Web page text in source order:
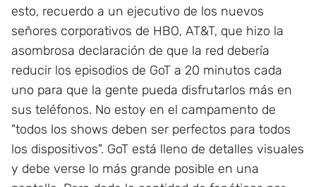
esto, recuerdo a un ejecutivo de los nuevos
señores corporativos de HBO, AT&T, que hizo la
asombrosa declaración de que la red debería
reducir los episodios de GoT a 20 minutos cada
uno para que la gente pueda disfrutarlos más en
sus teléfonos. No estoy en el campamento de
"todos los shows deben ser perfectos para todos
los dispositivos". GoT está lleno de detalles visuales
y debe verse lo más grande posible en una